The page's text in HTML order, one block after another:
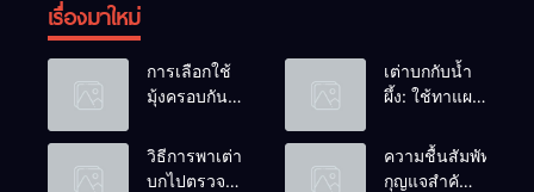
เรื่องมาใหม่
การเลือกใช้
มุ้งครอบกัน
วางไข่ในคอก
เต่า
เต่าบกกับน้ำ
ผึ้ง: ใช้ทาแผล
ดื่มได้ไหม?
วิธีการพาเต่า
บกไปตรวจ
ความชื้นสัมพัทธ์:
กุญแจสำคัญ